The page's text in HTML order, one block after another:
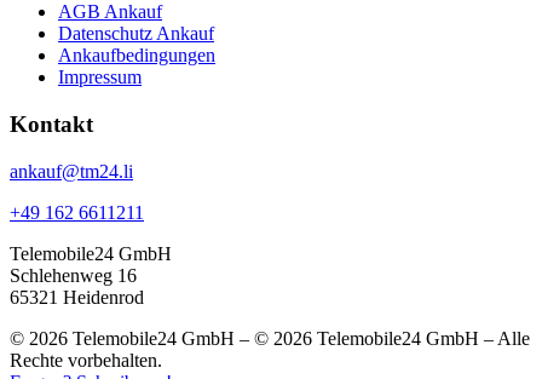
AGB Ankauf
Datenschutz Ankauf
Ankaufbedingungen
Impressum
Kontakt
ankauf@tm24.li
+49 162 6611211
Telemobile24 GmbH
Schlehenweg 16
65321 Heidenrod
© 2026 Telemobile24 GmbH – © 2026 Telemobile24 GmbH – Alle
Rechte vorbehalten.